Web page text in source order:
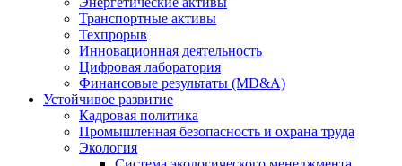
Транспортные активы
Техпрорыв
Инновационная деятельность
Цифровая лаборатория
Финансовые результаты (MD&A)
Устойчивое развитие
Кадровая политика
Промышленная безопасность и охрана труда
Экология